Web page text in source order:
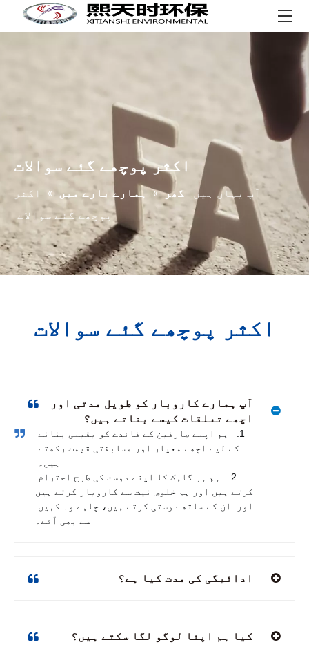
اکثر پوچھے گئے سوالات
آپ یہاں ہیں: گھر » ہمارے بارے میں »
اکثر
پوچھے گئے سوالات
اکثر پوچھے گئے سوالات
آپ ہمارے کاروبار کو طویل مدتی اور
اچھے تعلقات کیسے بناتے ہیں؟
1.
ہیں۔
2.
اور
سے بھی آئے۔
ادائیگی کی مدت کیا ہے؟
کیا ہم اپنا لوگو لگا سکتے ہیں؟